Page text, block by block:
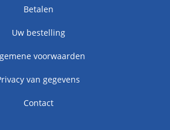
Betalen
Uw bestelling
voorwaarden
van gegevens
Contact